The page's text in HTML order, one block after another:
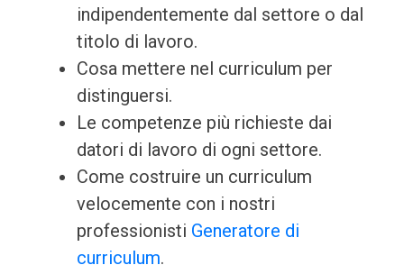
indipendentemente dal settore o dal
titolo di lavoro.
Cosa mettere nel curriculum per
distinguersi.
Le competenze più richieste dai
datori di lavoro di ogni settore.
Come costruire un curriculum
velocemente con i nostri
professionisti Generatore di
curriculum.